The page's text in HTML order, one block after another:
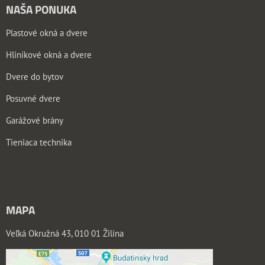
NAŠA PONUKA
Plastové okná a dvere
Hliníkové okná a dvere
Dvere do bytov
Posuvné dvere
Garážové brány
Tieniaca technika
MAPA
Veľká Okružná 43, 010 01 Žilina